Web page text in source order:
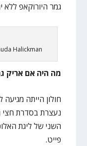
גמר היורוקאפ ללא
Halickman
מה היה אם אריק
חולון הייתה
נעצרת בסדרת חצי
השני של ליגת
פייט.